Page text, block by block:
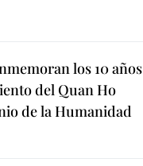
los 10 años
del Quan Ho
de la Humanidad